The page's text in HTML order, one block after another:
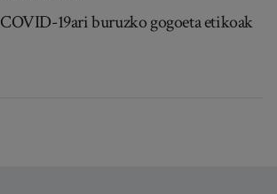
COVID-19ari buruzko gogoeta etikoak